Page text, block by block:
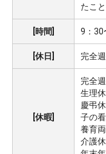
たこ
[時間] 9：30
[休日] 完全
[休暇]
完全
生理
慶弔
子の
養育
介護